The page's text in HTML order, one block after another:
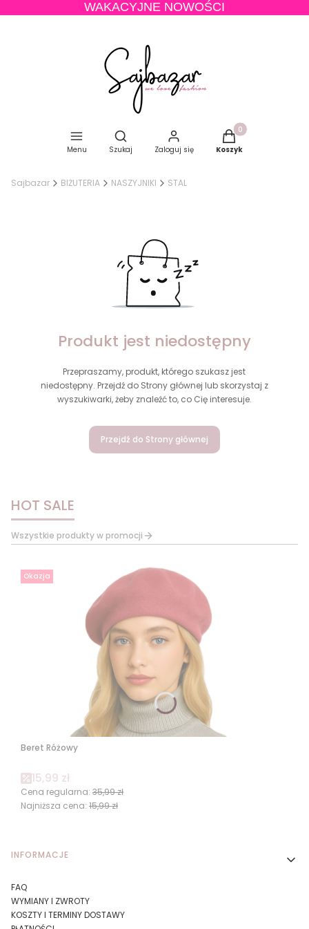
WAKACYJNE NOWOŚCI
Menu
Otwórz wyszukiwarkę
Szukaj Zaloguj się
Produkty w
Koszyk
Sajbazar BIŻUTERIA NASZYJNIKI STAL
Produkt jest niedostępny
Przepraszamy, produkt, którego szukasz jest
niedostępny. Przejdź do Strony głównej lub skorzystaj z
wyszukiwarki, żeby znaleźć to, co Cię interesuje.
Przejdź do Strony głównej
HOT SALE
Wszystkie produkty w promocji
Okazja
Beret Różowy
Cena promocyjna
15,99 zł
Cena regularna: 35,99 zł
Najniższa cena: 15,99 zł
Linki w stopce
INFORMACJE
FAQ
WYMIANY I ZWROTY
KOSZTY I TERMINY DOSTAWY